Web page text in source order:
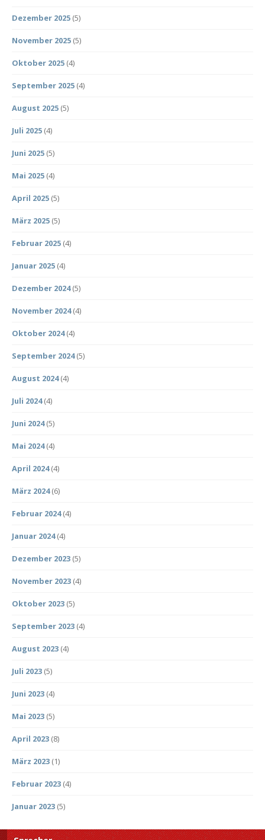
Dezember 2025 (5)
November 2025 (5)
Oktober 2025 (4)
September 2025 (4)
August 2025 (5)
Juli 2025 (4)
Juni 2025 (5)
Mai 2025 (4)
April 2025 (5)
März 2025 (5)
Februar 2025 (4)
Januar 2025 (4)
Dezember 2024(5)
November 2024(4)
Oktober 2024(4)
September 2024(5)
August 2024(4)
Juli 2024(4)
Juni 2024(5)
Mai 2024(4)
April 2024(4)
März 2024(6)
Februar 2024(4)
Januar 2024(4)
Dezember 2023 (5)
November 2023 (4)
Oktober 2023 (5)
September 2023 (4)
August 2023 (4)
Juli 2023 (5)
Juni 2023 (4)
Mai 2023 (5)
April 2023 (8)
März 2023 (1)
Februar 2023 (4)
Januar 2023 (5)